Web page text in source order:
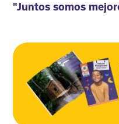
"Juntos somos